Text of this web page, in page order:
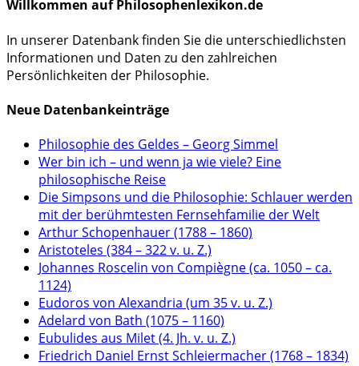
Willkommen auf Philosophenlexikon.de
In unserer Datenbank finden Sie die unterschiedlichsten
Informationen und Daten zu den zahlreichen
Persönlichkeiten der Philosophie.
Neue Datenbankeinträge
Philosophie des Geldes – Georg Simmel
Wer bin ich – und wenn ja wie viele? Eine
philosophische Reise
Die Simpsons und die Philosophie: Schlauer werden
mit der berühmtesten Fernsehfamilie der Welt
Arthur Schopenhauer (1788 – 1860)
Aristoteles (384 – 322 v. u. Z.)
Johannes Roscelin von Compiègne (ca. 1050 – ca.
1124)
Eudoros von Alexandria (um 35 v. u. Z.)
Adelard von Bath (1075 – 1160)
Eubulides aus Milet (4. Jh. v. u. Z.)
Friedrich Daniel Ernst Schleiermacher (1768 – 1834)